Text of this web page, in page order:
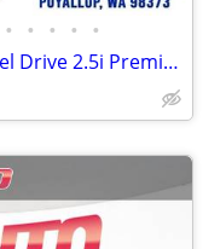
• • • • •
2015 Subaru Forester AWD All Wheel Drive 2.5i Premium SUV